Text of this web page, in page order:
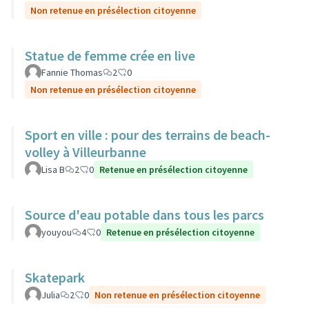
Non retenue en présélection citoyenne
Statue de femme crée en live
Fannie Thomas 2
0
Non retenue en présélection citoyenne
Sport en ville : pour des terrains de beach-
volley à Villeurbanne
Lisa B 2 0 Retenue en présélection citoyenne
Source d'eau potable dans tous les parcs
youyou 4 0 Retenue en présélection citoyenne
Skatepark
Julia 2 0 Non retenue en présélection citoyenne